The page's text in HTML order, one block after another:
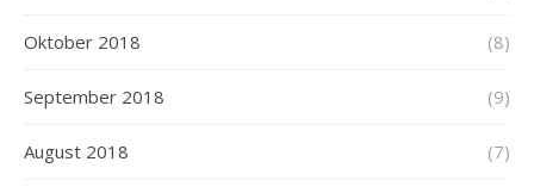
Oktober 2018 (8)
September 2018 (9)
August 2018 (7)